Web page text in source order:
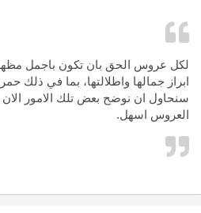
لكل عروس الحق بان تكون باجمل
ابراز جمالها واطلالتها، بما في ذلك
سنحاول ان نوضح بعض تلك الامور
العروس اسهل.